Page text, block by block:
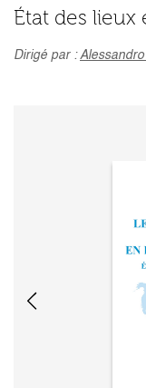
État des
Dirigé par :